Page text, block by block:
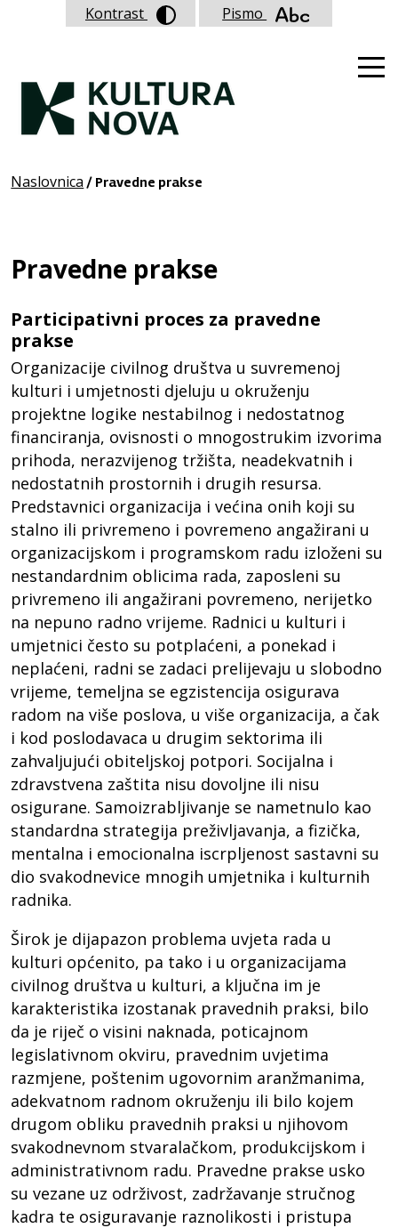
Naslovnica / Pravedne prakse
Pravedne prakse
Participativni proces za pravedne
prakse
Organizacije civilnog društva u suvremenoj
kulturi i umjetnosti djeluju u okruženju
projektne logike nestabilnog i nedostatnog
financiranja, ovisnosti o mnogostrukim izvorima
prihoda, nerazvijenog tržišta, neadekvatnih i
nedostatnih prostornih i drugih resursa.
Predstavnici organizacija i većina onih koji su
stalno ili privremeno i povremeno angažirani u
organizacijskom i programskom radu izloženi su
nestandardnim oblicima rada, zaposleni su
privremeno ili angažirani povremeno, nerijetko
na nepuno radno vrijeme. Radnici u kulturi i
umjetnici često su potplaćeni, a ponekad i
neplaćeni, radni se zadaci prelijevaju u slobodno
vrijeme, temeljna se egzistencija osigurava
radom na više poslova, u više organizacija, a čak
i kod poslodavaca u drugim sektorima ili
zahvaljujući obiteljskoj potpori. Socijalna i
zdravstvena zaštita nisu dovoljne ili nisu
osigurane. Samoizrabljivanje se nametnulo kao
standardna strategija preživljavanja, a fizička,
mentalna i emocionalna iscrpljenost sastavni su
dio svakodnevice mnogih umjetnika i kulturnih
radnika.
Širok je dijapazon problema uvjeta rada u
kulturi općenito, pa tako i u organizacijama
civilnog društva u kulturi, a ključna im je
karakteristika izostanak pravednih praksi, bilo
da je riječ o visini naknada, poticajnom
legislativnom okviru, pravednim uvjetima
razmjene, poštenim ugovornim aranžmanima,
adekvatnom radnom okruženju ili bilo kojem
drugom obliku pravednih praksi u njihovom
svakodnevnom stvaralačkom, produkcijskom i
administrativnom radu. Pravedne prakse usko
su vezane uz održivost, zadržavanje stručnog
kadra te osiguravanje raznolikosti i pristupa
Kontrast Pismo